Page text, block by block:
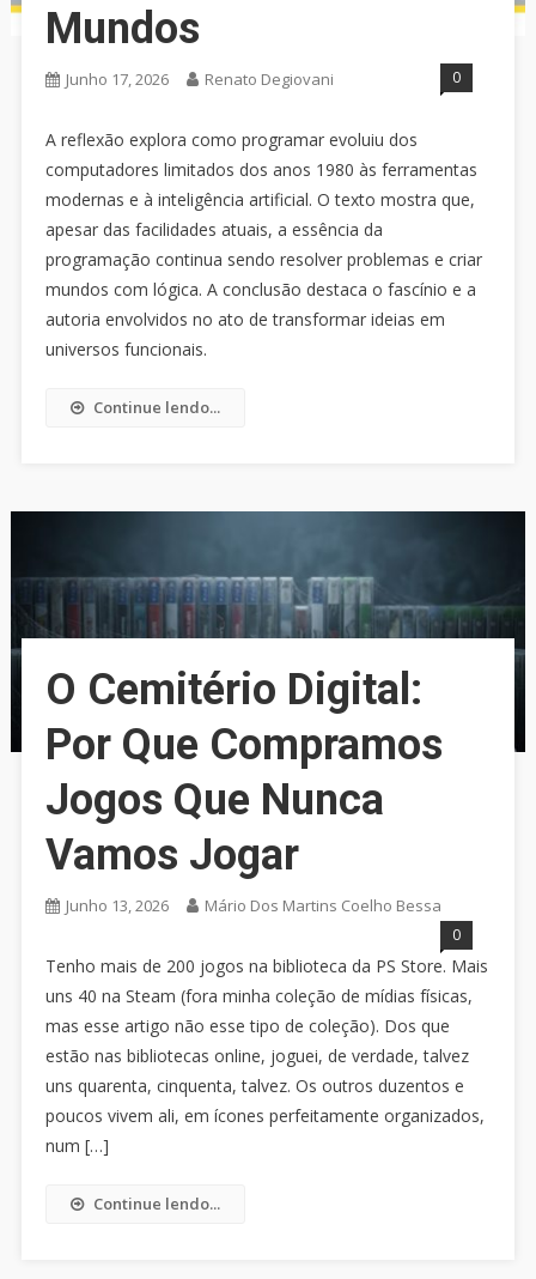
Mundos
Junho 17, 2026 Renato Degiovani 0
A reflexão explora como programar evoluiu dos
computadores limitados dos anos 1980 às ferramentas
modernas e à inteligência artificial. O texto mostra que,
apesar das facilidades atuais, a essência da
programação continua sendo resolver problemas e criar
mundos com lógica. A conclusão destaca o fascínio e a
autoria envolvidos no ato de transformar ideias em
universos funcionais.
Continue lendo...
O Cemitério Digital:
Por Que Compramos
Jogos Que Nunca
Vamos Jogar
Junho 13, 2026 Mário Dos Martins Coelho Bessa
0
Tenho mais de 200 jogos na biblioteca da PS Store. Mais
uns 40 na Steam (fora minha coleção de mídias físicas,
mas esse artigo não esse tipo de coleção). Dos que
estão nas bibliotecas online, joguei, de verdade, talvez
uns quarenta, cinquenta, talvez. Os outros duzentos e
poucos vivem ali, em ícones perfeitamente organizados,
num […]
Continue lendo...